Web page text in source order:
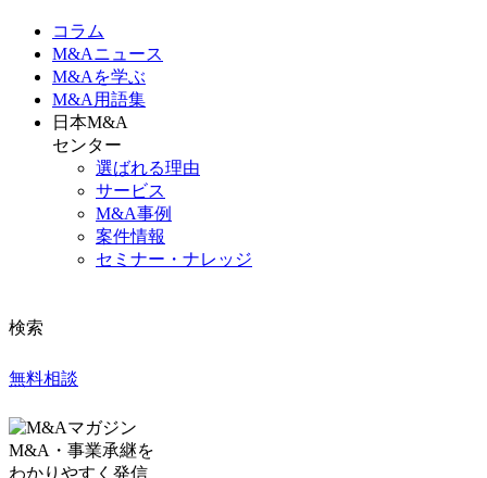
コラム
M&Aニュース
M&Aを学ぶ
M&A 用語集
日本M&A
センター
選ばれる理由
サービス
M&A事例
案件情報
セミナー・ナレッジ
検索
無料相談
M&A・事業承継を
わかりやすく発信